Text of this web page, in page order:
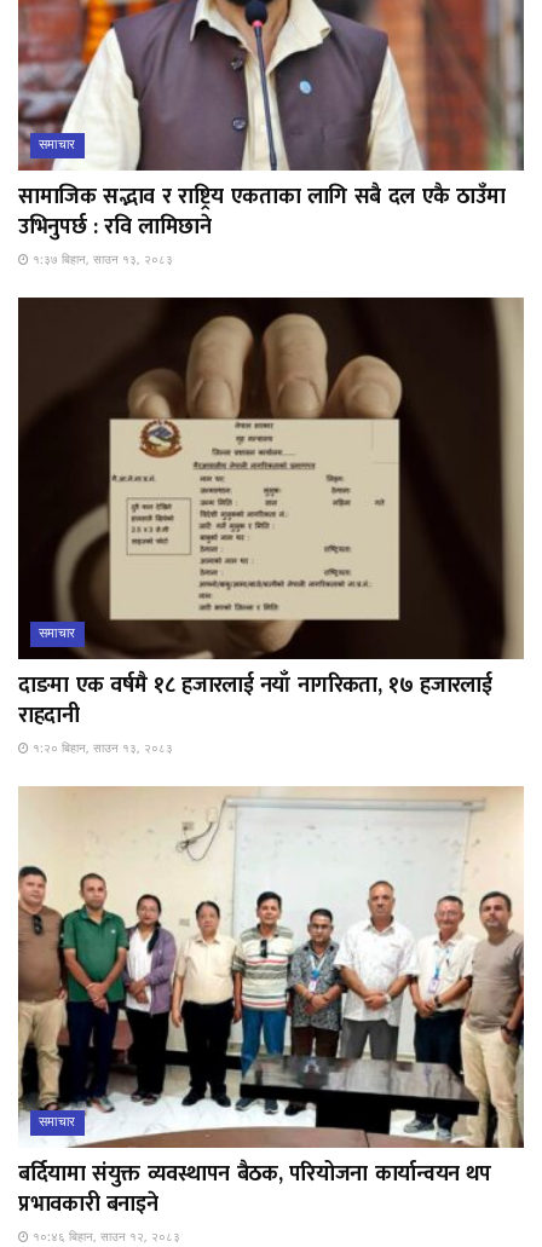
समाचार
सामाजिक सद्भाव र राष्ट्रिय एकताका लागि सबै दल एकै ठाउँमा
उभिनुपर्छ : रवि लामिछाने
१:३७ बिहान, साउन १३, २०८३
समाचार
दाङमा एक वर्षमै १८ हजारलाई नयाँ नागरिकता, १७ हजारलाई
राहदानी
१:२० बिहान, साउन १३, २०८३
समाचार
बर्दियामा संयुक्त व्यवस्थापन बैठक, परियोजना कार्यान्वयन थप
प्रभावकारी बनाइने
१०:४६ बिहान, साउन १२, २०८३